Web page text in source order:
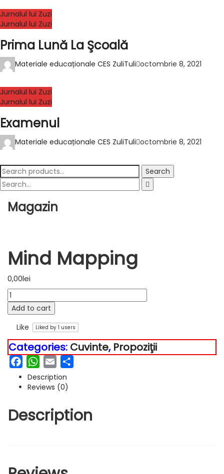
Jurnalul lui Zuzi
Jurnalul lui Zuzi
Prima Lună La Şcoală
Materiale educaționale CES ZuliTuli octombrie 8, 2021
Jurnalul lui Zuzi
Jurnalul lui Zuzi
Examenul
Materiale educaționale CES ZuliTuli octombrie 8, 2021
Search
Magazin
Mind Mapping
0,00lei
Add to cart
Like
Liked by1 users
Categories: Cuvinte, Propoziţii
FacebookWhatsApp
Email
Description
Reviews (0)
Description